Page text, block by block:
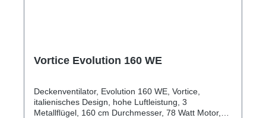
Vortice Evolution 160 WE
Deckenventilator, Evolution 160 WE, Vortice,
italienisches Design, hohe Luftleistung, 3
Metallflügel, 160 cm Durchmesser, 78 Watt Motor,